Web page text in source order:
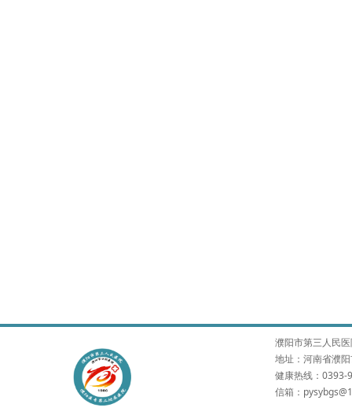
濮阳市第三人民
地址：河南省濮
健康热线：0393-
信箱：